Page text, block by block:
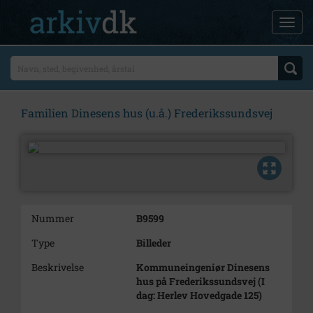
Familien Dinesens hus (u.å.) Frederikssundsvej
Nummer
B9599
Type
Billeder
Beskrivelse
Kommuneingeniør Dinesens
hus på Frederikssundsvej (I
dag: Herlev Hovedgade 125)